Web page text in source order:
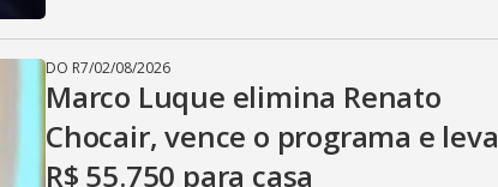
DO R7/02/08/2026
Marco Luque elimina Renato
Chocair, vence o programa e leva
R$ 55.750 para casa